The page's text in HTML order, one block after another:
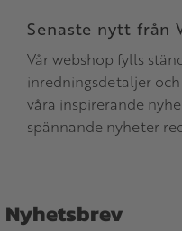
Senaste nytt från
Vår webshop fylls
inredningsdetaljer
våra inspirerande
spännande nyheter
Nyhetsbrev